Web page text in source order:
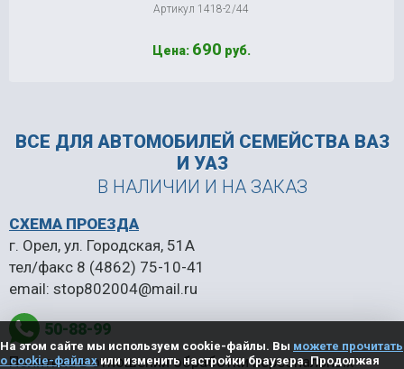
Артикул 1418-2/44
Цена: 690 руб.
ВСЕ ДЛЯ АВТОМОБИЛЕЙ СЕМЕЙСТВА ВАЗ
И УАЗ
В НАЛИЧИИ И НА ЗАКАЗ
50-88-99
СХЕМА ПРОЕЗДА
г. Орел, ул. Городская, 51А
тел/факс 8 (4862) 75-10-41
email: stop802004@mail.ru
Политика в отношении обработки персональных
На этом сайте мы используем cookie-файлы. Вы можете прочитать
о cookie-файлахили изменить настройки браузера. Продолжая